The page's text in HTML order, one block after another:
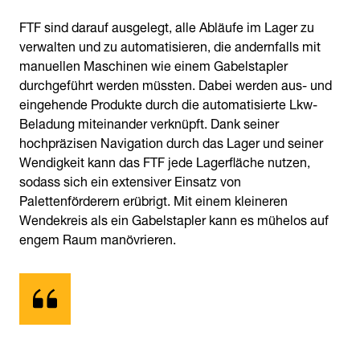
FTF sind darauf ausgelegt, alle Abläufe im Lager zu
verwalten und zu automatisieren, die andernfalls mit
manuellen Maschinen wie einem Gabelstapler
durchgeführt werden müssten. Dabei werden aus- und
eingehende Produkte durch die automatisierte Lkw-
Beladung miteinander verknüpft. Dank seiner
hochpräzisen Navigation durch das Lager und seiner
Wendigkeit kann das FTF jede Lagerfläche nutzen,
sodass sich ein extensiver Einsatz von
Palettenförderern erübrigt. Mit einem kleineren
Wendekreis als ein Gabelstapler kann es mühelos auf
engem Raum manövrieren.